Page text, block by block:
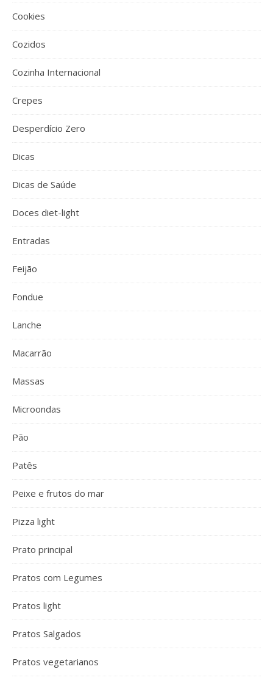
Cookies
Cozidos
Cozinha Internacional
Crepes
Desperdício Zero
Dicas
Dicas de Saúde
Doces diet-light
Entradas
Feijão
Fondue
Lanche
Macarrão
Massas
Microondas
Pão
Patês
Peixe e frutos do mar
Pizza light
Prato principal
Pratos com Legumes
Pratos light
Pratos Salgados
Pratos vegetarianos